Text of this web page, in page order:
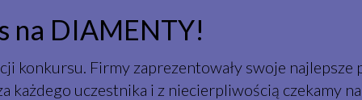
na DIAMENTY!
konkursu. Firmy zaprezentowały swoje najlepsze
każdego uczestnika i z niecierpliwością czekamy na